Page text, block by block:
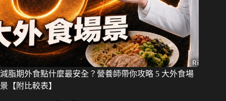
減脂期外食點什麼最安全？營養師帶你攻略 5 大外食場
景【附比較表】